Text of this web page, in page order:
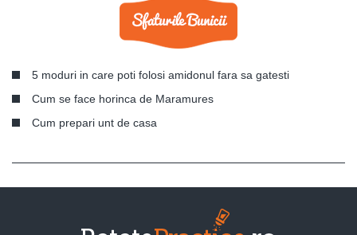
5 moduri in care poti folosi amidonul fara sa gatesti
Cum se face horinca de Maramures
Cum prepari unt de casa